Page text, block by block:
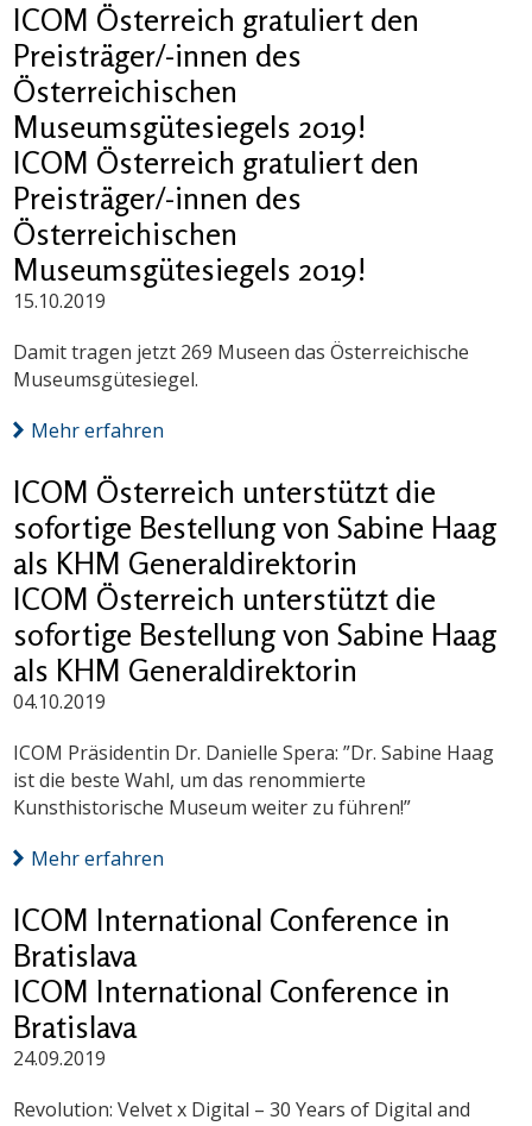
ICOM Österreich gratuliert den
Preisträger/-innen des
Österreichischen
Museumsgütesiegels 2019!
ICOM Österreich gratuliert den
Preisträger/-innen des
Österreichischen
Museumsgütesiegels 2019!
15.10.2019
Damit tragen jetzt 269 Museen das Österreichische
Museumsgütesiegel.
Mehr erfahren
ICOM Österreich unterstützt die
sofortige Bestellung von Sabine Haag
als KHM Generaldirektorin
ICOM Österreich unterstützt die
sofortige Bestellung von Sabine Haag
als KHM Generaldirektorin
04.10.2019
ICOM Präsidentin Dr. Danielle Spera: ”Dr. Sabine Haag
ist die beste Wahl, um das renommierte
Kunsthistorische Museum weiter zu führen!”
Mehr erfahren
ICOM International Conference in
Bratislava
ICOM International Conference in
Bratislava
24.09.2019
Revolution: Velvet x Digital – 30 Years of Digital and